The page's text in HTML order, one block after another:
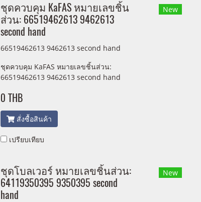
ชุดควบคุม KaFAS หมายเลขชิ้น
ส่วน: 66519462613 9462613
second hand
66519462613 9462613 second hand
ชุดควบคุม KaFAS หมายเลขชิ้นส่วน:
66519462613 9462613 second hand
0 THB
สั่งซื้อสินค้า
เปรียบเทียบ
New
ชุดโบลเวอร์ หมายเลขชิ้นส่วน:
64119350395 9350395 second
hand
New